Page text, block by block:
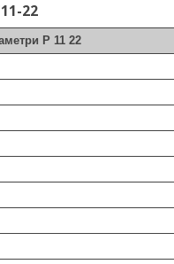
22
Р 11 22